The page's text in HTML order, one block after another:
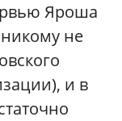
Яроша
не
и в